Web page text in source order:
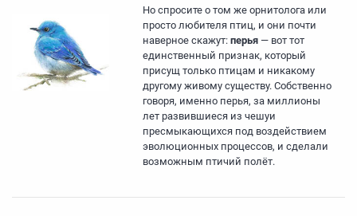
Но спросите о том же орнитолога или
просто любителя птиц, и они почти
наверное скажут: перья — вот тот
единственный признак, который
присущ только птицам и никакому
другому живому существу. Собственно
говоря, именно перья, за миллионы
лет развившиеся из чешуи
пресмыкающихся под воздействием
эволюционных процессов, и сделали
возможным птичий полёт.